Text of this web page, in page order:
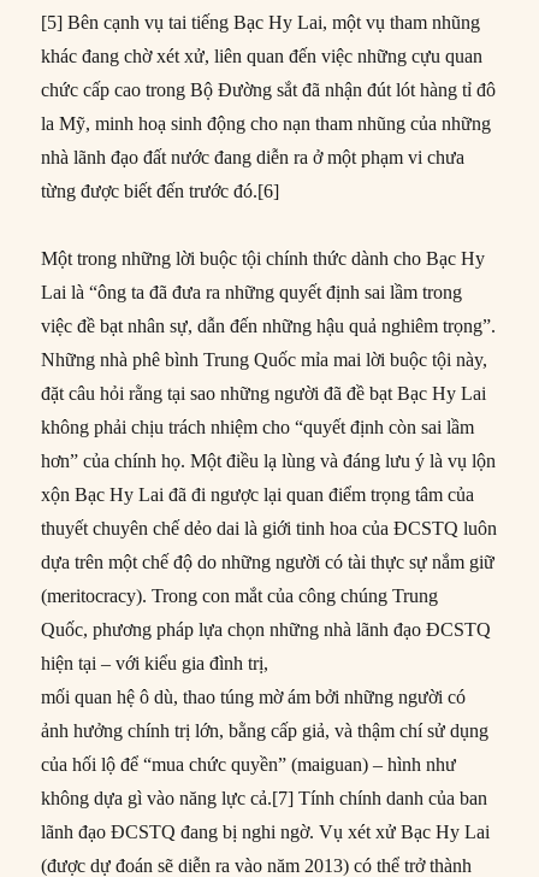
[5] Bên cạnh vụ tai tiếng Bạc Hy Lai, một vụ tham nhũng
khác đang chờ xét xử, liên quan đến việc những cựu quan
chức cấp cao trong Bộ Đường sắt đã nhận đút lót hàng tỉ đô
la Mỹ, minh hoạ sinh động cho nạn tham nhũng của những
nhà lãnh đạo đất nước đang diễn ra ở một phạm vi chưa
từng được biết đến trước đó.[6]
Một trong những lời buộc tội chính thức dành cho Bạc Hy
Lai là “ông ta đã đưa ra những quyết định sai lầm trong
việc đề bạt nhân sự, dẫn đến những hậu quả nghiêm trọng”.
Những nhà phê bình Trung Quốc mỉa mai lời buộc tội này,
đặt câu hỏi rằng tại sao những người đã đề bạt Bạc Hy Lai
không phải chịu trách nhiệm cho “quyết định còn sai lầm
hơn” của chính họ. Một điều lạ lùng và đáng lưu ý là vụ lộn
xộn Bạc Hy Lai đã đi ngược lại quan điểm trọng tâm của
thuyết chuyên chế dẻo dai là giới tinh hoa của ĐCSTQ luôn
dựa trên một chế độ do những người có tài thực sự nắm giữ
(meritocracy). Trong con mắt của công chúng Trung
Quốc, phương pháp lựa chọn những nhà lãnh đạo ĐCSTQ
hiện tại – với kiểu gia đình trị,
mối quan hệ ô dù, thao túng mờ ám bởi những người có
ảnh hưởng chính trị lớn, bằng cấp giả, và thậm chí sử dụng
của hối lộ để “mua chức quyền” (maiguan) – hình như
không dựa gì vào năng lực cả.[7] Tính chính danh của ban
lãnh đạo ĐCSTQ đang bị nghi ngờ. Vụ xét xử Bạc Hy Lai
(được dự đoán sẽ diễn ra vào năm 2013) có thể trở thành